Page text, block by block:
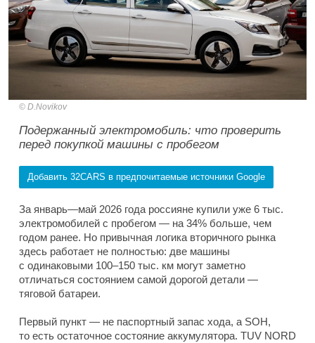
D.Novikov
Подержанный электромобиль: что проверить
перед покупкой машины с пробегом
Добавить 32CARS в предпочитаемые источники Google
За январь—май 2026 года россияне купили уже 6 тыс.
электромобилей с пробегом — на 34% больше, чем
годом ранее. Но привычная логика вторичного рынка
здесь работает не полностью: две машины
с одинаковыми 100–150 тыс. км могут заметно
отличаться состоянием самой дорогой детали —
тяговой батареи.
Первый пункт — не паспортный запас хода, а SOH,
то есть остаточное состояние аккумулятора. TUV NORD